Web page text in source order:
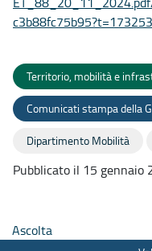
Territorio, mobilità e
Comunicati stampa della
Dipartimento Mobilità
Pubblicato il 15 gennaio
Ascolta